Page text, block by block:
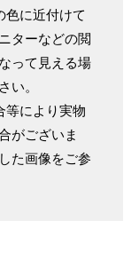
色に近付けて
ターなどの閲
って見える場
い。
等により実物
がございま
た画像をご参